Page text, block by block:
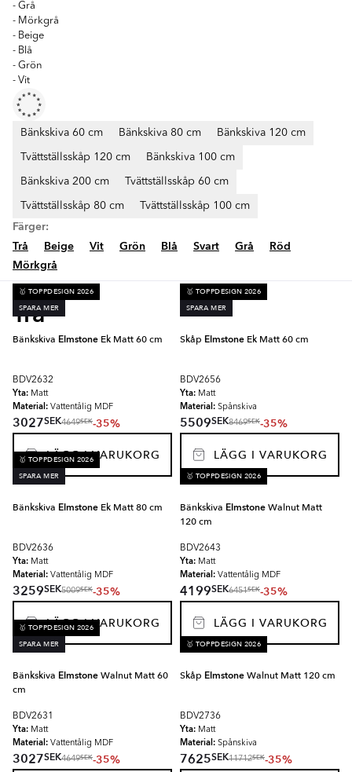
- Grå
- Mörkgrå
- Beige
- Blå
- Grön
- Vit
Bänkskiva 60 cm Bänkskiva 80 cm Bänkskiva 120 cm
Tvättställsskåp 120 cm Bänkskiva 100 cm
Bänkskiva 200 cm Tvättställsskåp 60 cm
Tvättställsskåp 80 cm Tvättställsskåp 100 cm
Färger:
Trå
Beige Vit Grön Blå Svart Grå
Röd
Mörkgrå
Trå
🥇 TOPPDESIGN 2026
SPARA MER
Bänkskiva Elmstone Ek Matt 60 cm
BDV2632
Yta: Matt
Material: Vattentålig MDF
3027SEK4649SEK-35%
LÄGG I VARUKORG
🥇 TOPPDESIGN 2026
SPARA MER
Skåp Elmstone Ek Matt 60 cm
BDV2656
Yta: Matt
Material: Spånskiva
5509SEK8469SEK-35%
LÄGG I VARUKORG
🥇 TOPPDESIGN 2026
SPARA MER
Bänkskiva Elmstone Ek Matt 80 cm
BDV2636
Yta: Matt
Material: Vattentålig MDF
3259SEK5009SEK-35%
LÄGG I VARUKORG
🥇 TOPPDESIGN 2026
Bänkskiva ElmstoneWalnut Matt
120 cm
BDV2643
Yta: Matt
Material: Vattentålig MDF
4199SEK6451SEK-35%
LÄGG I VARUKORG
🥇 TOPPDESIGN 2026
SPARA MER
Bänkskiva ElmstoneWalnut Matt 60
cm
BDV2631
Yta: Matt
Material: Vattentålig MDF
3027SEK4649SEK-35%
🥇 TOPPDESIGN 2026
Skåp ElmstoneWalnut Matt 120 cm
BDV2736
Yta: Matt
Material: Spånskiva
7625SEK11712SEK-35%